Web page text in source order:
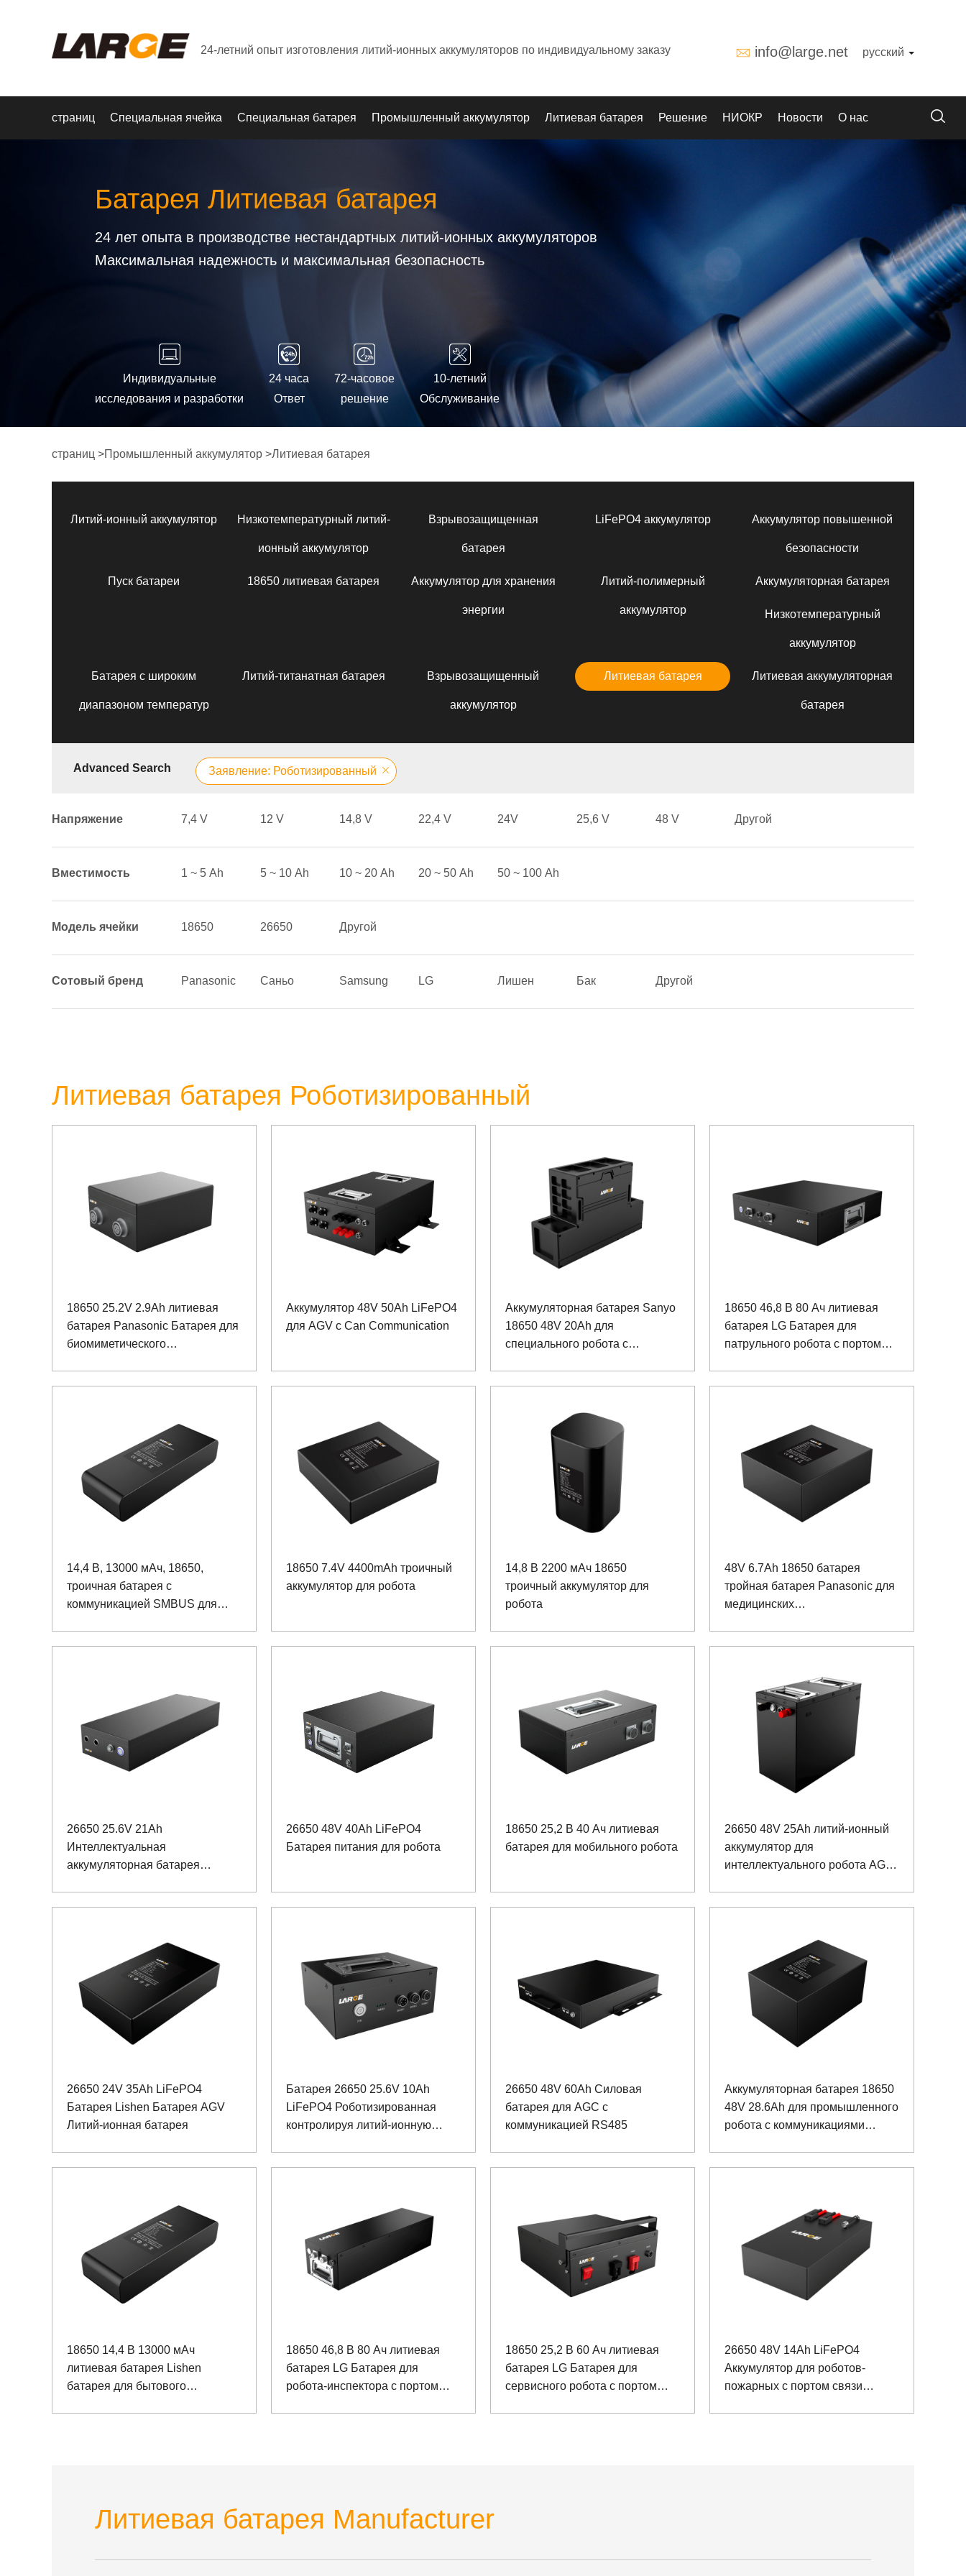
24-летний опыт изготовления литий-ионных аккумуляторов по индивидуальному заказу info@large.net русский
страниц Специальная ячейка Специальная батарея Промышленный аккумулятор Литиевая батарея Решение НИОКР Новости О нас
Батарея Литиевая батарея
24 лет опыта в производстве нестандартных литий-ионных аккумуляторов
Максимальная надежность и максимальная безопасность
Индивидуальные
исследования и разработки
24 часа
Ответ
72-часовое
решение
10-летний
Обслуживание
страниц >Промышленный аккумулятор >Литиевая батарея
Литий-ионный аккумулятор Низкотемпературный литий-
ионный аккумулятор
Взрывозащищенная
батарея
LiFePO4 аккумулятор Аккумулятор повышенной
безопасности
Пуск батареи 18650 литиевая батарея Аккумулятор для хранения
энергии
Литий-полимерный
аккумулятор
Аккумуляторная батарея
Низкотемпературный
аккумулятор
Батарея с широким
диапазоном температур
Литий-титанатная батарея Взрывозащищенный
аккумулятор
Литиевая батарея Литиевая аккумуляторная
батарея
Advanced Search Заявление: Роботизированный
Напряжение 7,4 V 12 V 14,8 V 22,4 V 24V 25,6 V 48 V Другой
Вместимость 1 ~ 5 Аh 5 ~ 10 Аh 10 ~ 20 Аh 20 ~ 50 Аh 50 ~ 100 Аh
Модель ячейки 18650 26650 Другой
Сотовый бренд Panasonic Саньо Samsung LG Лишен Бак Другой
Литиевая батарея Роботизированный
18650 25.2V 2.9Ah литиевая
батарея Panasonic Батарея для
биомиметического
Аккумулятор 48V 50Ah LiFePO4
для AGV с Can Communication
Аккумуляторная батарея Sanyo
18650 48V 20Ah для
специального робота с
18650 46,8 В 80 Ач литиевая
батарея LG Батарея для
патрульного робота с портом
14,4 В, 13000 мАч, 18650,
троичная батарея с
коммуникацией SMBUS для
18650 7.4V 4400mAh троичный
аккумулятор для робота
14,8 В 2200 мАч 18650
троичный аккумулятор для
робота
48V 6.7Ah 18650 батарея
тройная батарея Panasonic для
медицинских
26650 25.6V 21Ah
Интеллектуальная
аккумуляторная батарея
26650 48V 40Ah LiFePO4
Батарея питания для робота
18650 25,2 В 40 Ач литиевая
батарея для мобильного робота
26650 48V 25Ah литий-ионный
аккумулятор для
интеллектуального робота AGV
26650 24V 35Ah LiFePO4
Батарея Lishen Батарея AGV
Литий-ионная батарея
Батарея 26650 25.6V 10Ah
LiFePO4 Роботизированная
контролируя литий-ионную
26650 48V 60Ah Силовая
батарея для AGC с
коммуникацией RS485
Аккумуляторная батарея 18650
48V 28.6Ah для промышленного
робота с коммуникациями
18650 14,4 В 13000 мАч
литиевая батарея Lishen
батарея для бытового
18650 46,8 В 80 Ач литиевая
батарея LG Батарея для
робота-инспектора с портом
18650 25,2 В 60 Ач литиевая
батарея LG Батарея для
сервисного робота с портом
26650 48V 14Ah LiFePO4
Аккумулятор для роботов-
пожарных с портом связи
Литиевая батарея Manufacturer